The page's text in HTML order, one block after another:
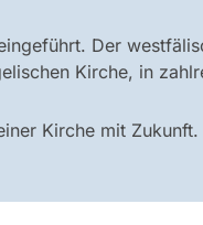
Der
Kirche, in
Kirche mit Zukunft.